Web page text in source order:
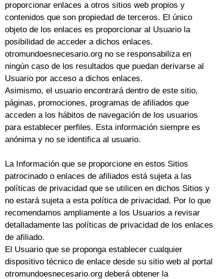
proporcionar enlaces a otros sitios web propios y
contenidos que son propiedad de terceros. El único
objeto de los enlaces es proporcionar al Usuario la
posibilidad de acceder a dichos enlaces.
otromundoesnecesario.org no se responsabiliza en
ningún caso de los resultados que puedan derivarse al
Usuario por acceso a dichos enlaces.
Asimismo, el usuario encontrará dentro de este sitio,
páginas, promociones, programas de afiliados que
acceden a los hábitos de navegación de los usuarios
para establecer perfiles. Esta información siempre es
anónima y no se identifica al usuario.
La Información que se proporcione en estos Sitios
patrocinado o enlaces de afiliados está sujeta a las
políticas de privacidad que se utilicen en dichos Sitios y
no estará sujeta a esta política de privacidad. Por lo que
recomendamos ampliamente a los Usuarios a revisar
detalladamente las políticas de privacidad de los enlaces
de afiliado.
El Usuario que se proponga establecer cualquier
dispositivo técnico de enlace desde su sitio web al portal
otromundoesnecesario.org deberá obtener la